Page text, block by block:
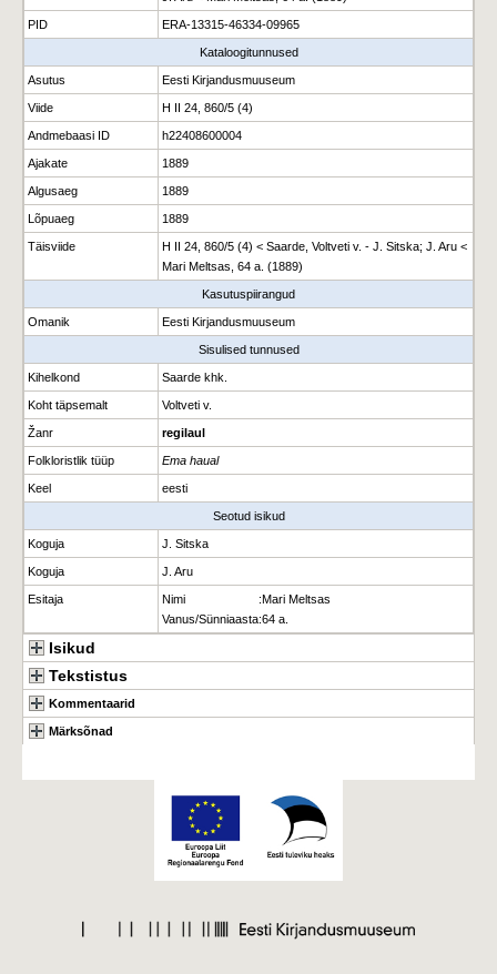
PID ERA-13315-46334-09965
Kataloogitunnused
Asutus Eesti Kirjandusmuuseum
Viide H II 24, 860/5 (4)
Andmebaasi ID h22408600004
Ajakate 1889
Algusaeg 1889
Lõpuaeg 1889
Täisviide
H II 24, 860/5 (4) < Saarde, Voltveti v. - J. Sitska; J. Aru <
Mari Meltsas, 64 a. (1889)
Kasutuspiirangud
Omanik Eesti Kirjandusmuuseum
Sisulised tunnused
Kihelkond Saarde khk.
Koht täpsemalt Voltveti v.
Žanr regilaul
Folkloristlik tüüp Ema haual
Keel eesti
Seotud isikud
Koguja J. Sitska
Koguja J. Aru
Esitaja Nimi :Mari Meltsas
Vanus/Sünniaasta:64 a.
Isikud
Tekstistus
Kommentaarid
Märksõnad